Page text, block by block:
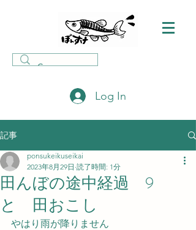
Log In
記事
田んぼの途中経過 9
と 田おこし
ponsukeikuseikai
2023年8月29日 読了時間: 1分
やはり雨が降りません